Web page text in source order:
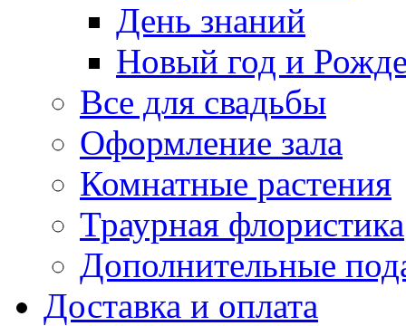
День знаний
Новый год и
Все для свадьбы
Оформление зала
Комнатные растения
Траурная флористика
Дополнительные
Доставка и оплата